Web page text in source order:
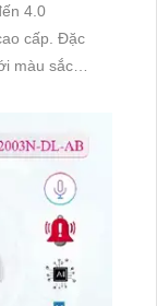
4.0
Đặc
màu sắc
tiết kiệm